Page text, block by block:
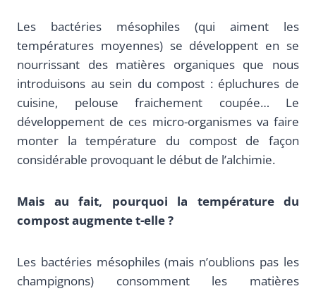
Les bactéries mésophiles (qui aiment les
températures moyennes) se développent en se
nourrissant des matières organiques que nous
introduisons au sein du compost : épluchures de
cuisine, pelouse fraichement coupée… Le
développement de ces micro-organismes va faire
monter la température du compost de façon
considérable provoquant le début de l’alchimie.
Mais au fait, pourquoi la température du
compost augmente t-elle ?
Les bactéries mésophiles (mais n’oublions pas les
champignons) consomment les matières